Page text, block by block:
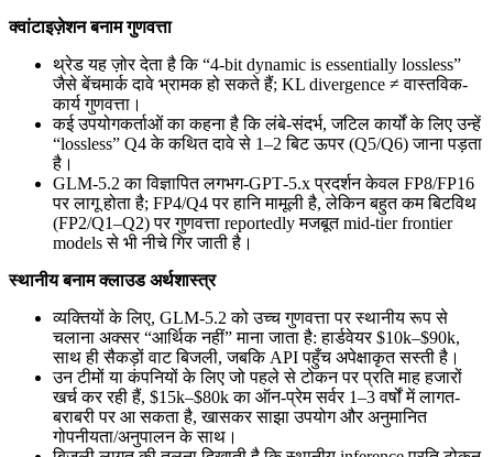
क्वांटाइज़ेशन बनाम गुणवत्ता
थ्रेड यह ज़ोर देता है कि “4-bit dynamic is essentially lossless”
जैसे बेंचमार्क दावे भ्रामक हो सकते हैं; KL divergence ≠ वास्तविक-
कार्य गुणवत्ता।
कई उपयोगकर्ताओं का कहना है कि लंबे-संदर्भ, जटिल कार्यों के लिए उन्हें
“lossless” Q4 के कथित दावे से 1–2 बिट ऊपर (Q5/Q6) जाना पड़ता
है।
GLM‑5.2 का विज्ञापित लगभग-GPT‑5.x प्रदर्शन केवल FP8/FP16
पर लागू होता है; FP4/Q4 पर हानि मामूली है, लेकिन बहुत कम बिटविथ
(FP2/Q1–Q2) पर गुणवत्ता reportedly मजबूत mid-tier frontier
models से भी नीचे गिर जाती है।
स्थानीय बनाम क्लाउड अर्थशास्त्र
व्यक्तियों के लिए, GLM‑5.2 को उच्च गुणवत्ता पर स्थानीय रूप से
चलाना अक्सर “आर्थिक नहीं” माना जाता है: हार्डवेयर $10k–$90k,
साथ ही सैकड़ों वाट बिजली, जबकि API पहुँच अपेक्षाकृत सस्ती है।
उन टीमों या कंपनियों के लिए जो पहले से टोकन पर प्रति माह हजारों
खर्च कर रही हैं, $15k–$80k का ऑन-प्रेम सर्वर 1–3 वर्षों में लागत-
बराबरी पर आ सकता है, खासकर साझा उपयोग और अनुमानित
गोपनीयता/अनुपालन के साथ।